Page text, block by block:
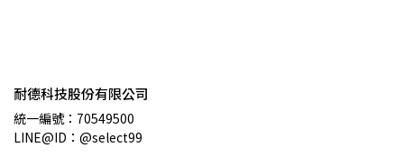
耐德科技股份有限公司
統一編號：70549500
LINE@ID：@select99